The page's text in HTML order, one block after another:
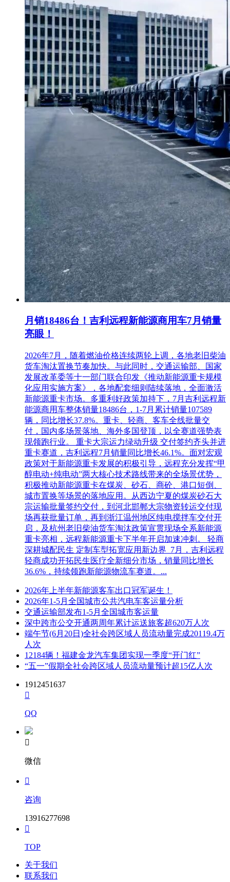
项目联系人：刘亚芳/陈剑/刘磊珍
电话：0791-83810722
月销18486台！吉利远程新能源商用车7月销量
亮眼！
2026年7月，随着燃油价格连续两轮上调，各地老旧柴油
货车淘汰置换节奏加快。与此同时，交通运输部、国家
发展改革委等十一部门联合印发《推动新能源重卡规模
化应用实施方案》，各地配套细则陆续落地，全面激活
新能源重卡市场。多重利好政策加持下，7月吉利远程新
能源商用车整体销量18486台，1-7月累计销量107589
辆，同比增长37.8%。重卡、轻商、客车全线批量交
付，国内多场景落地、海外多国登顶，以全赛道强势表
现领跑行业。 重卡大宗运力绿动升级 交付签约齐头并进
重卡赛道，吉利远程7月销量同比增长46.1%。面对宏观
政策对于新能源重卡发展的积极引导，远程充分发挥“甲
醇电动+纯电动”两大核心技术路线带来的全场景优势，
积极推动新能源重卡在煤炭、砂石、商砼、港口短倒、
城市置换等场景的落地应用。从西边宁夏的煤炭砂石大
宗运输批量签约交付，到河北邯郸大宗物资转运交付现
场再获批量订单，再到浙江温州地区纯电搅拌车交付开
启，及杭州老旧柴油货车淘汰政策宣贯现场全系新能源
重卡亮相，远程新能源重卡下半年开启加速冲刺。 轻商
深耕城配民生 定制车型拓宽应用新边界 7月，吉利远程
轻商成功开拓民生医疗全新细分市场，销量同比增长
36.6%，持续领跑新能源物流车赛道。...
2026年上半年新能源客车出口冠军诞生！
2026年1-5月全国城市公共汽电车客运量分析
交通运输部发布1-5月全国城市客运量
深中跨市公交开通两周年累计运送旅客超620万人次
端午节(6月20日)全社会跨区域人员流动量完成20119.4万
人次
12184辆！福建金龙汽车集团实现一季度“开门红”
“五一”假期全社会跨区域人员流动量预计超15亿人次
1912451637

QQ

微信

咨询
13916277698

TOP
关于我们
联系我们